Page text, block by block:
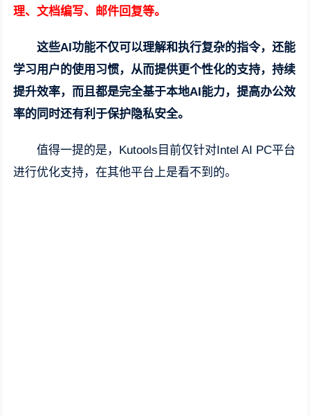
理、文档编写、邮件回复等。
这些AI功能不仅可以理解和执行复杂的指令，还能
学习用户的使用习惯，从而提供更个性化的支持，持续
提升效率，而且都是完全基于本地AI能力，提高办公效
率的同时还有利于保护隐私安全。
值得一提的是，Kutools目前仅针对Intel AI PC平台
进行优化支持，在其他平台上是看不到的。